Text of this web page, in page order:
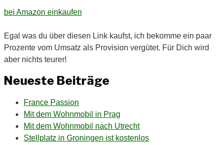
bei Amazon einkaufen
Egal was du über diesen Link kaufst, ich bekomme ein paar
Prozente vom Umsatz als Provision vergütet. Für Dich wird
aber nichts teurer!
Neueste Beiträge
France Passion
Mit dem Wohnmobil in Prag
Mit dem Wohnmobil nach Utrecht
Stellplatz in Groningen ist kostenlos